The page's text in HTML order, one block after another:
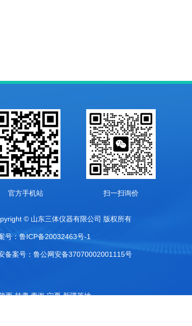
官方手机站 扫一扫询价
© 山东三体仪器有限公司 版权所有
号：鲁ICP备20032463号-1
备案号：鲁公网安备37070002001115号
西,甘肃,青海,宁夏,新疆等地